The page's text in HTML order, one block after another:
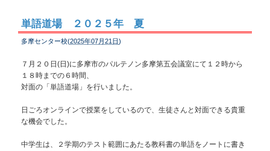
単語道場 ２０２５年 夏
多摩センター校(2025年07月21日)
７月２０日(日)に多摩市のパルテノン多摩第五会議室にて１２時から
１８時までの６時間、
対面の「単語道場」を行いました。
日ごろオンラインで授業をしているので、生徒さんと対面できる貴重
な機会でした。
中学生は、２学期のテスト範囲にあたる教科書の単語をノートに書き